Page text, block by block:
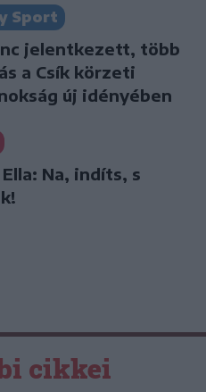
Sport
jelentkezett, több
a Csík körzeti
új idényében
Na, indíts, s
cikkei